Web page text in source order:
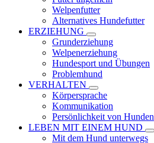
Welpenfutter
Alternatives Hundefutter
ERZIEHUNG
Grunderziehung
Welpenerziehung
Hundesport und Übungen
Problemhund
VERHALTEN
Körpersprache
Kommunikation
Persönlichkeit von Hunden
LEBEN MIT EINEM HUND
Mit dem Hund unterwegs